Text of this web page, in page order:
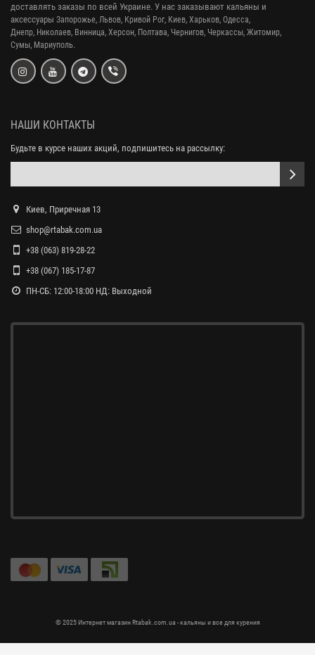
доставлять заказы по всей Украине. У нас заказывают кальяны и
аксессуары Запорожье, Львов, Кривой Рог, Киев, Харьков, Одесса,
Днепр, Николаев, Винница, Херсон, Полтава, Чернигов, Черкассы, Житомир,
Сумы, Мариуполь.
НАШИ КОНТАКТЫ
Будьте в курсе наших акций, подпишитесь на рассылку:
Киев, Приречная 13
shop@rtabak.com.ua
+38 (063) 819-28-22
+38 (067) 185-17-87
ПН-СБ: 12:00-18:00 НД: Выходной
© 2025 Интернет магазин Rtabak.com.ua - кальяны и все для курения